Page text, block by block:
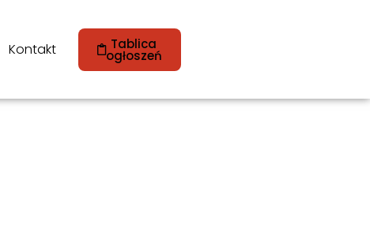
Kontakt Tablica
ogłoszeń